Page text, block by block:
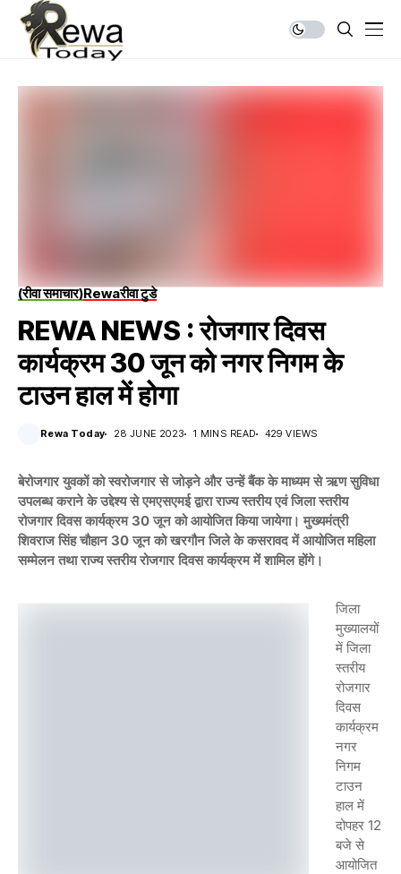
(रीवा समाचार)Rewaरीवा टुडे
REWA NEWS : रोजगार दिवस
कार्यक्रम 30 जून को नगर निगम के
टाउन हाल में होगा
Rewa Today 28 JUNE 2023 1 MINS READ 429 VIEWS
बेरोजगार युवकों को स्वरोजगार से जोड़ने और उन्हें बैंक के माध्यम से ऋण सुविधा
उपलब्ध कराने के उद्देश्य से एमएसएमई द्वारा राज्य स्तरीय एवं जिला स्तरीय
रोजगार दिवस कार्यक्रम 30 जून को आयोजित किया जायेगा। मुख्यमंत्री
शिवराज सिंह चौहान 30 जून को खरगौन जिले के कसरावद में आयोजित महिला
सम्मेलन तथा राज्य स्तरीय रोजगार दिवस कार्यक्रम में शामिल होंगे।
जिला
मुख्यालयों
में जिला
स्तरीय
रोजगार
दिवस
कार्यक्रम
नगर
निगम
टाउन
हाल में
दोपहर 12
बजे से
आयोजित